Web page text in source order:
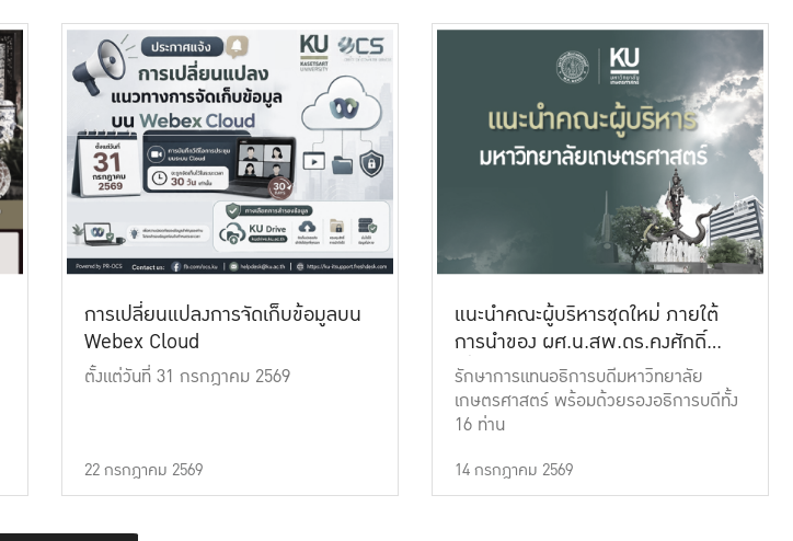
การเปลี่ยนแปลงการจัดเก็บข้อมูลบน
Webex Cloud
ตั้งแต่วันที่ 31 กรกฎาคม 2569
22 กรกฎาคม 2569
แนะนำคณะผู้บริหารชุดใหม่ ภายใต้
การนำของ ผศ.น.สพ.ดร.คงศักดิ์
เที่ยงธรรม
รักษาการแทนอธิการบดีมหาวิทยาลัย
เกษตรศาสตร์ พร้อมด้วยรองอธิการบดีทั้ง
16 ท่าน
14 กรกฎาคม 2569